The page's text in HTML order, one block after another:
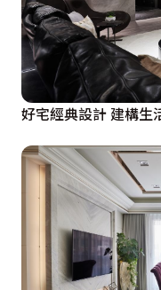
好宅經典設計 建構生